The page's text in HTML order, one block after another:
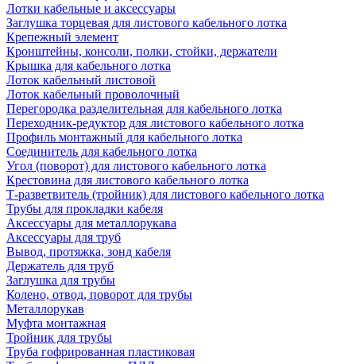
Лотки кабельные и аксессуары
Заглушка торцевая для листового кабельного лотка
Крепежный элемент
Кронштейны, консоли, полки, стойки, держатели
Крышка для кабельного лотка
Лоток кабельный листовой
Лоток кабельный проволочный
Перегородка разделительная для кабельного лотка
Переходник-редуктор для листового кабельного лотка
Профиль монтажный для кабельного лотка
Соединитель для кабельного лотка
Угол (поворот) для листового кабельного лотка
Крестовина для листового кабельного лотка
Т-разветвитель (тройник) для листового кабельного лотка
Трубы для прокладки кабеля
Аксессуары для металлорукава
Аксессуары для труб
Вывод, протяжка, зонд кабеля
Держатель для труб
Заглушка для трубы
Колено, отвод, поворот для трубы
Металлорукав
Муфта монтажная
Тройник для трубы
Труба гофрированная пластиковая